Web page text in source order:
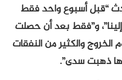
“قبل أسبوع واحد فقط
و”فقط بعد أن حصلت
والكثير من النفقات
ذهبت سدى”.